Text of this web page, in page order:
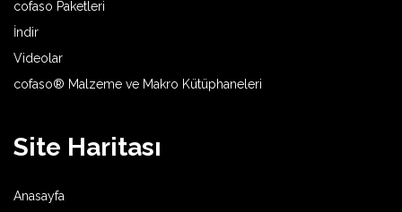
cofaso Paketleri
İndir
Videolar
cofaso® Malzeme ve Makro Kütüphaneleri
Site Haritası
Anasayfa